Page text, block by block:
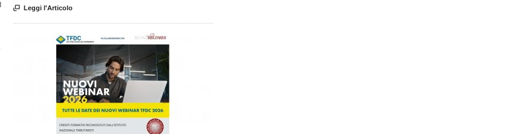
 Leggi l'Articolo